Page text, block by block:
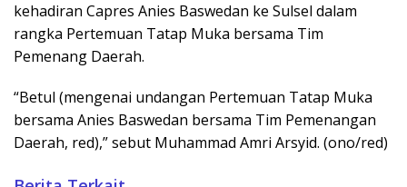
kehadiran Capres Anies Baswedan ke Sulsel dalam
rangka Pertemuan Tatap Muka bersama Tim
Pemenang Daerah.
“Betul (mengenai undangan Pertemuan Tatap Muka
bersama Anies Baswedan bersama Tim Pemenangan
Daerah, red),” sebut Muhammad Amri Arsyid. (ono/red)